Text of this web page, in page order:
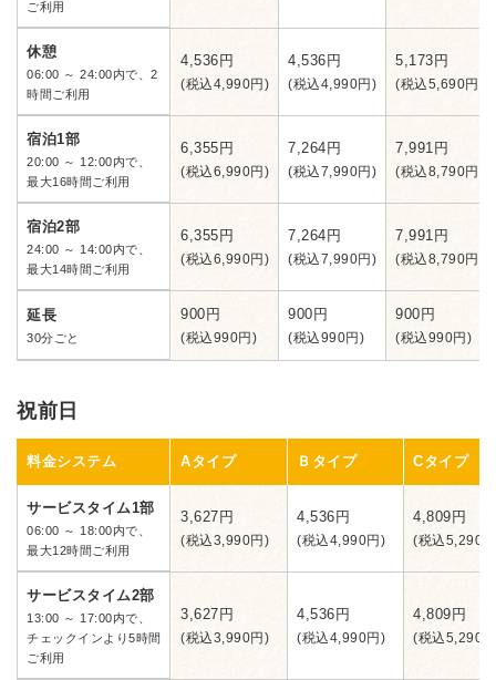
ご利用
休憩
06:00 ～ 24:00内で、2
時間ご利用
4,536円
(税込4,990円)
4,536円
(税込4,990円)
5,173円
(税込5,690円)
宿泊1部
20:00 ～ 12:00内で、
最大16時間ご利用
6,355円
(税込6,990円)
7,264円
(税込7,990円)
7,991円
(税込8,790円)
宿泊2部
24:00 ～ 14:00内で、
最大14時間ご利用
6,355円
(税込6,990円)
7,264円
(税込7,990円)
7,991円
(税込8,790円)
延長
30分ごと
900円
(税込990円)
900円
(税込990円)
900円
(税込990円)
祝前日
料金システム Aタイプ Ｂタイプ Cタイプ
サービスタイム1部
06:00 ～ 18:00内で、
最大12時間ご利用
3,627円
(税込3,990円)
4,536円
(税込4,990円)
4,809円
(税込5,290
サービスタイム2部
13:00 ～ 17:00内で、
チェックインより5時間
ご利用
3,627円
(税込3,990円)
4,536円
(税込4,990円)
4,809円
(税込5,290